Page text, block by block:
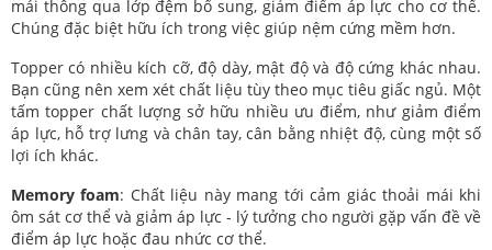
mái thông qua lớp đệm bổ sung, giảm điểm áp lực cho cơ thể.
Chúng đặc biệt hữu ích trong việc giúp nệm cứng mềm hơn.
Topper có nhiều kích cỡ, độ dày, mật độ và độ cứng khác nhau.
Bạn cũng nên xem xét chất liệu tùy theo mục tiêu giấc ngủ. Một
tấm topper chất lượng sở hữu nhiều ưu điểm, như giảm điểm
áp lực, hỗ trợ lưng và chân tay, cân bằng nhiệt độ, cùng một số
lợi ích khác.
Memory foam: Chất liệu này mang tới cảm giác thoải mái khi
ôm sát cơ thể và giảm áp lực - lý tưởng cho người gặp vấn đề về
điểm áp lực hoặc đau nhức cơ thể.